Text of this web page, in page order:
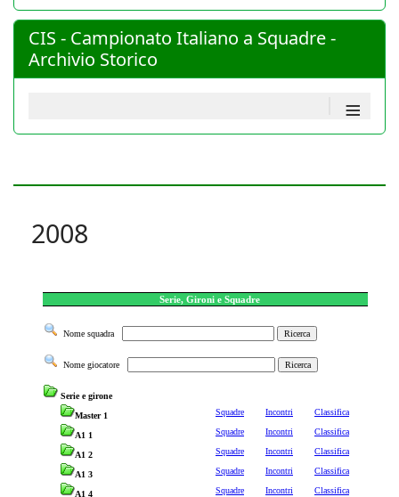
CIS - Campionato Italiano a Squadre -
Archivio Storico
≡
2008